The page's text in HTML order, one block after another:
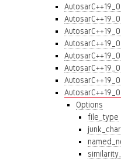
Options
file_type